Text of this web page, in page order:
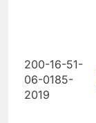
200-16-51-
06-0185-
2019